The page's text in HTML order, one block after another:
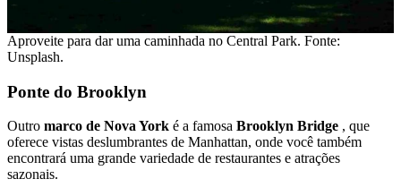
Aproveite para dar uma caminhada no Central Park. Fonte:
Unsplash.
Ponte do Brooklyn
Outro marco de Nova York é a famosa Brooklyn Bridge , que
oferece vistas deslumbrantes de Manhattan, onde você também
encontrará uma grande variedade de restaurantes e atrações
sazonais.